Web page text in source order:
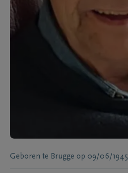
Geboren te Brugge op 09/06/1945